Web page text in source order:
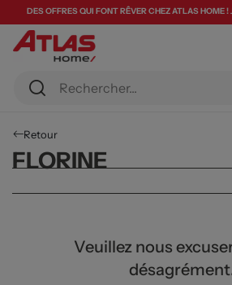
DES OFFRES QUI FONT RÊVER CHEZ ATLAS HOME !
Retour
FLORINE
Veuillez nous